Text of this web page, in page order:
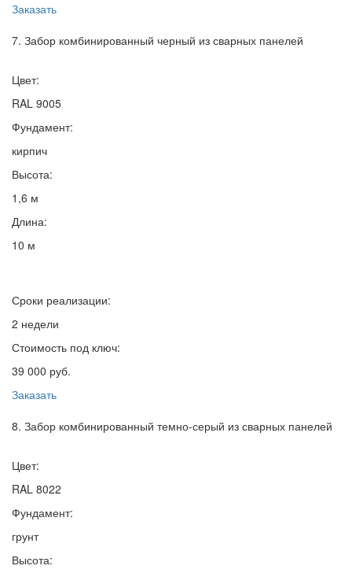
Заказать
7. Забор комбинированный черный из сварных панелей
Цвет:
RAL 9005
Фундамент:
кирпич
Высота:
1,6 м
Длина:
10 м
Сроки реализации:
2 недели
Стоимость под ключ:
39 000 руб.
Заказать
8. Забор комбинированный темно-серый из сварных панелей
Цвет:
RAL 8022
Фундамент:
грунт
Высота: